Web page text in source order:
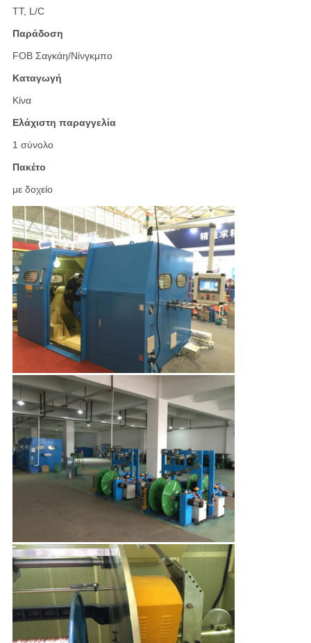
TT, L/C
Παράδοση
FOB Σαγκάη/Νίνγκμπο
Καταγωγή
Κίνα
Ελάχιστη παραγγελία
1 σύνολο
Πακέτο
με δοχείο